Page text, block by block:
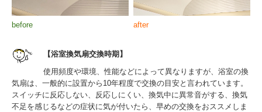
before after
【浴室換気扇交換時期】
使用頻度や環境、性能などによって異なりますが、浴室の換
気扇は、一般的に設置から10年程度で交換の目安と言われています。
スイッチに反応しない、反応しにくい、換気中に異常音がする、換気
不足を感じるなどの症状に気が付いたら、早めの交換をおススメしま